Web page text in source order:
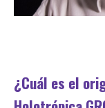
¿Cuál es el